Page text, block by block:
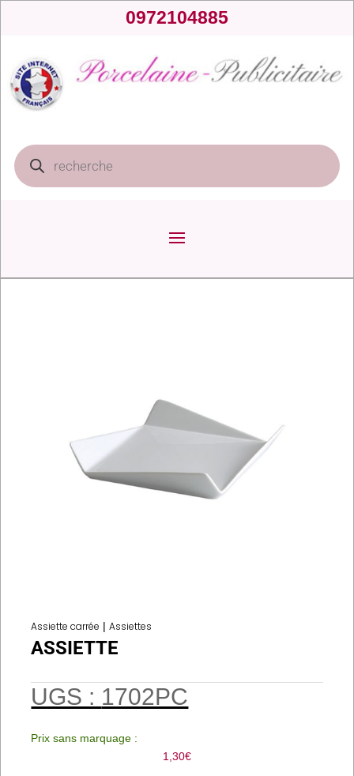
0972104885
Recherche
de
produits
Assiette carrée |Assiettes
ASSIETTE
UGS : 1702PC
Prix sans marquage :
1,30€